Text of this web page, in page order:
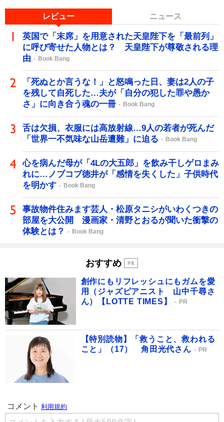
レビュー ニュース
英国で「末席」を用意された天皇陛下を「最前列」
に呼び寄せた人物とは？ 天皇陛下が尊敬される理
由
Book Bang
「死ぬとか言うな！」と怒鳴った日、妻は2人の子
を残して自死した…夫が「自分の犯した罪や愚か
さ」に向き合う魂の一冊
Book Bang
舌は欠損、衣服には高放射線…9人の若者が死んだ
「世界一不気味な山岳遭難」に迫る
Book Bang
心を病んだ母が「4Lの大五郎」を飲み干しゲロまみ
れに…ノブコブ徳井が「感情を失くした」子供時代
を明かす
Book Bang
事故物件住みます芸人・松原タニシがいわくつきの
部屋を大公開 漫画家・清野とおるが聞いた衝撃の
体験とは？
Book Bang
おすすめ
創作にもリフレッシュにもガムを愛
用（ジャズピアニスト 山中千尋さ
ん）【LOTTE TIMES】
PR
【特別読物】「救うこと、救われる
こと」（17） 角田光代さん
PR